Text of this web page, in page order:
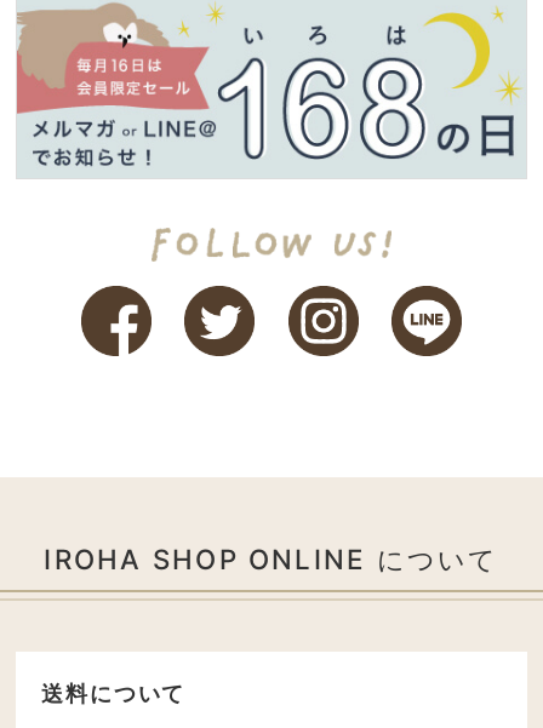
IROHA SHOP ONLINE について
送料について